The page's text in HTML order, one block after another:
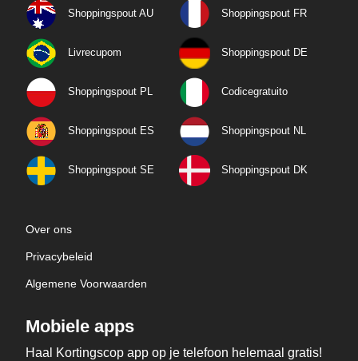
Shoppingspout AU Shoppingspout FR
Livrecupom Shoppingspout DE
Shoppingspout PL Codicegratuito
Shoppingspout ES Shoppingspout NL
Shoppingspout SE Shoppingspout DK
Over ons
Privacybeleid
Algemene Voorwaarden
Mobiele apps
Haal Kortingscop app op je telefoon helemaal gratis!